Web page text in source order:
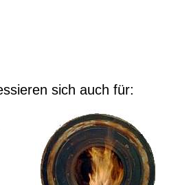
sich auch für: